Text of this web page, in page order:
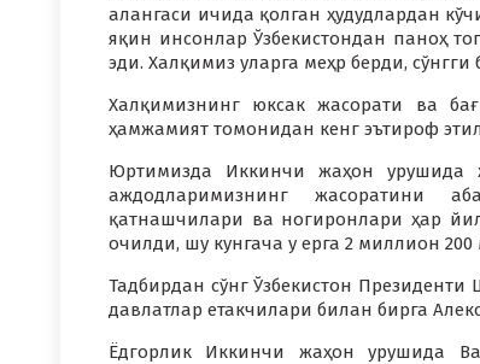
алангаси ичида қолган ҳудудлардан
яқин инсонлар Ўзбекистондан паноҳ
эди. Халқимиз уларга меҳр берди,
Халқимизнинг юксак жасорати ва
ҳамжамият томонидан кенг эътироф
Юртимизда Иккинчи жаҳон урушида
аждодларимизнинг жасоратини
қатнашчилари ва ногиронлари ҳар
очилди, шу кунгача у ерга 2 миллион
Тадбирдан сўнг Ўзбекистон
давлатлар етакчилари билан бирга
Ёдгорлик Иккинчи жаҳон урушида